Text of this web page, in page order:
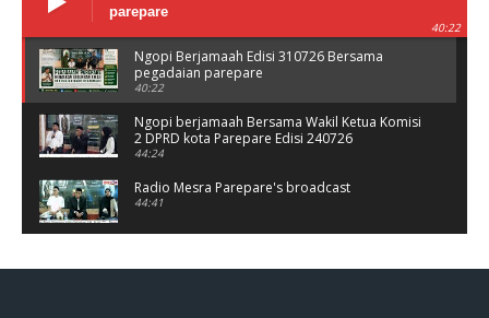
parepare
40:22
Ngopi Berjamaah Edisi 310726 Bersama
pegadaian parepare
40:22
Ngopi berjamaah Bersama Wakil Ketua Komisi
2 DPRD kota Parepare Edisi 240726
44:24
Radio Mesra Parepare's broadcast
44:41
44:25